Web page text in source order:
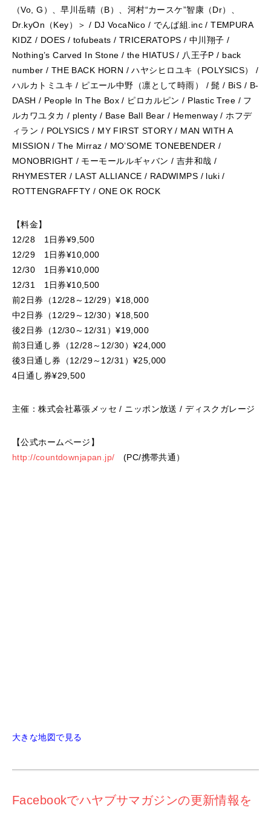
（Vo, G）、早川岳晴（B）、河村“カースケ”智康（Dr）、
Dr.kyOn（Key）＞ / DJ VocaNico / でんぱ組.inc / TEMPURA
KIDZ / DOES / tofubeats / TRICERATOPS / 中川翔子 /
Nothing’s Carved In Stone / the HIATUS / 八王子P / back
number / THE BACK HORN / ハヤシヒロユキ（POLYSICS） /
ハルカトミユキ / ピエール中野（凛として時雨） / 髭 / BiS / B-
DASH / People In The Box / ピロカルピン / Plastic Tree / フ
ルカワユタカ / plenty / Base Ball Bear / Hemenway / ホフデ
ィラン / POLYSICS / MY FIRST STORY / MAN WITH A
MISSION / The Mirraz / MO’SOME TONEBENDER /
MONOBRIGHT / モーモールルギャバン / 吉井和哉 /
RHYMESTER / LAST ALLIANCE / RADWIMPS / luki /
ROTTENGRAFFTY / ONE OK ROCK
【料金】
12/28 1日券¥9,500
12/29 1日券¥10,000
12/30 1日券¥10,000
12/31 1日券¥10,500
前2日券（12/28～12/29）¥18,000
中2日券（12/29～12/30）¥18,500
後2日券（12/30～12/31）¥19,000
前3日通し券（12/28～12/30）¥24,000
後3日通し券（12/29～12/31）¥25,000
4日通し券¥29,500
主催：株式会社幕張メッセ / ニッポン放送 / ディスクガレージ
【公式ホームページ】
http://countdownjapan.jp/ (PC/携帯共通）
大きな地図で見る
Facebookでハヤブサマガジンの更新情報を